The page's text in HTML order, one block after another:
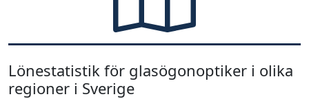
Lönestatistik för glasögonoptiker i olika
regioner i Sverige